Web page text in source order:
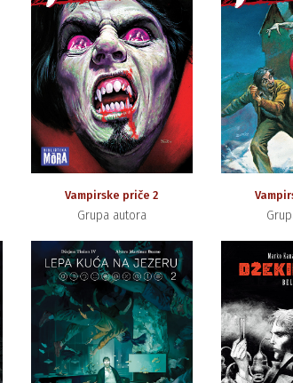
Vampirske priče 2
Grupa autora